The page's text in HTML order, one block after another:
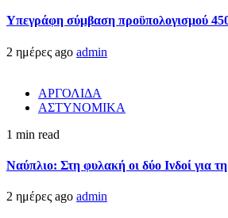
Υπεγράφη σύμβαση προϋπολογισμού
2 ημέρες ago admin
ΑΡΓΟΛΙΔΑ
ΑΣΤΥΝΟΜΙΚΑ
1 min read
Ναύπλιο: Στη φυλακή οι δύο Ινδοί για
2 ημέρες ago admin